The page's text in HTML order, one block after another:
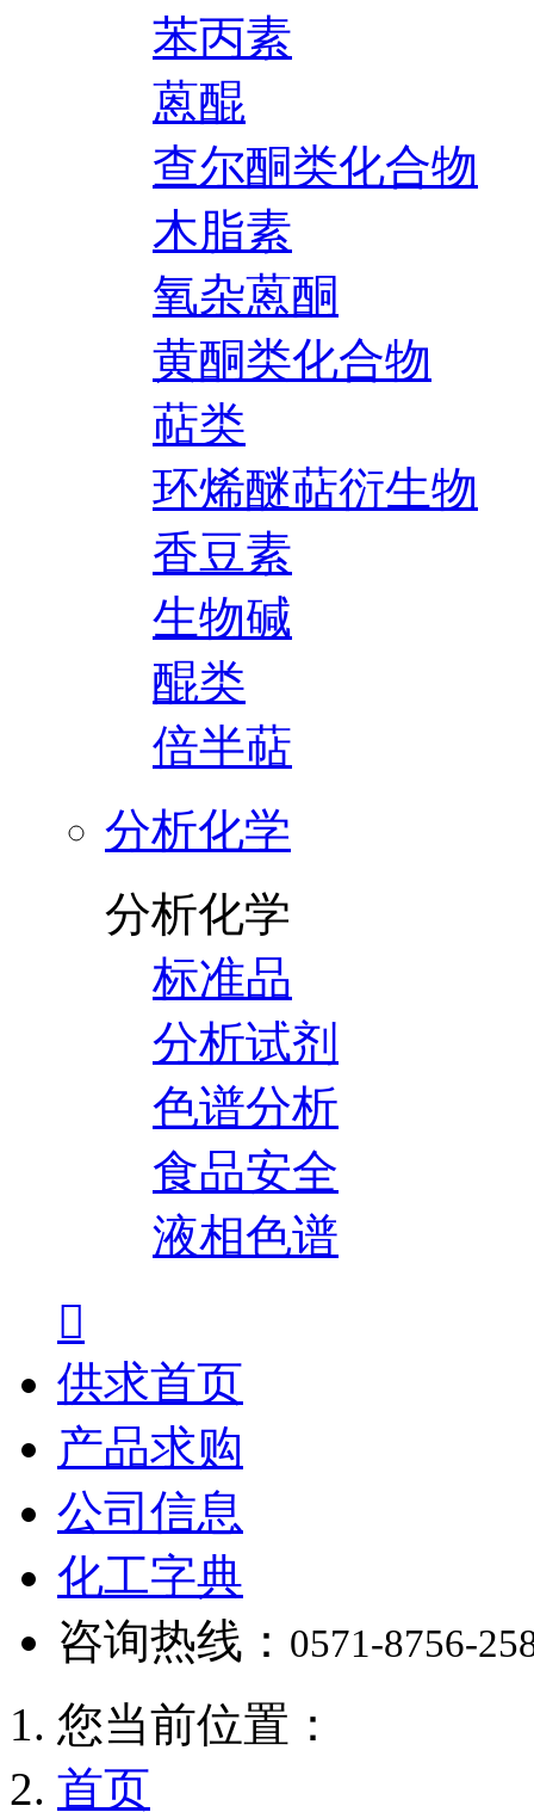
苯丙素
蒽醌
查尔酮类化合物
木脂素
氧杂蒽酮
黄酮类化合物
萜类
环烯醚萜衍生物
香豆素
生物碱
醌类
倍半萜
分析化学
分析化学
标准品
分析试剂
色谱分析
食品安全
液相色谱

供求首页
产品求购
公司信息
化工字典
咨询热线： 0571-8756-
您当前位置：
首页